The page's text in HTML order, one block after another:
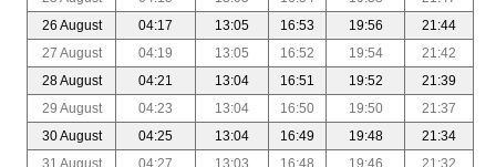
26 August
04:17 13:05 16:53 19:56
21:44
27 August
04:19 13:05 16:52 19:54
21:42
28 August
04:21 13:04 16:51 19:52
21:39
29 August
04:23 13:04 16:50 19:50
21:37
30 August
04:25 13:04 16:49 19:48
21:34
31 August
04:27 13:03 16:48 19:46 21:32